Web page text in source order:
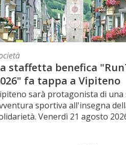
staffetta benefica
fa tappa a Vipiteno
sarà protagonista di
sportiva all'insegna
Venerdì 21 agosto